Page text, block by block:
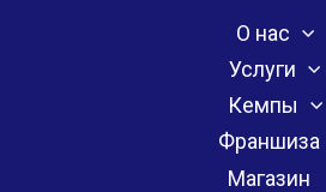
О нас
Услуги
Кемпы
Франшиза
Магазин